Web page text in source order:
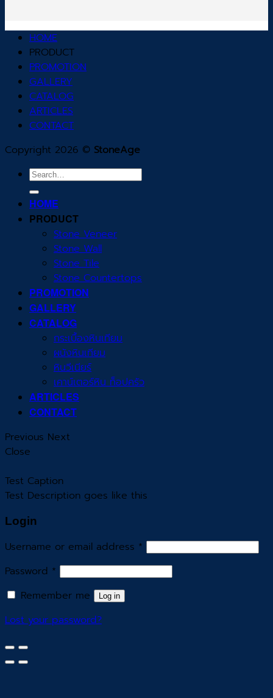
HOME
PRODUCT
PROMOTION
GALLERY
CATALOG
ARTICLES
CONTACT
Copyright 2026 © StoneAge
Search
for:
HOME
PRODUCT
Stone Veneer
Stone Wall
Stone Tile
Stone Countertops
PROMOTION
GALLERY
CATALOG
กระเบื้องหินเทียม
ผนังหินเทียม
หินวีเนียร์
เคาน์เตอร์หิน ท็อปครัว
ARTICLES
CONTACT
Previous Next
Close
Test Caption
Test Description goes like this
Login
Username or email address *
Password *
Remember me
Log in
Lost your password?